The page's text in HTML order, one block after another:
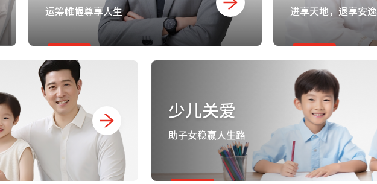
运筹帷幄尊享人生 进享天地，退享安逸
少儿关爱
助子女稳赢人生路